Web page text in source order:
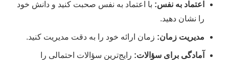
اعتماد به نفس: با اعتماد به نفس صحبت کنید و دانش خود
را نشان دهید.
مدیریت زمان: زمان ارائه خود را به دقت مدیریت کنید.
آمادگی برای سؤالات: رایج‌ترین سؤالات احتمالی را